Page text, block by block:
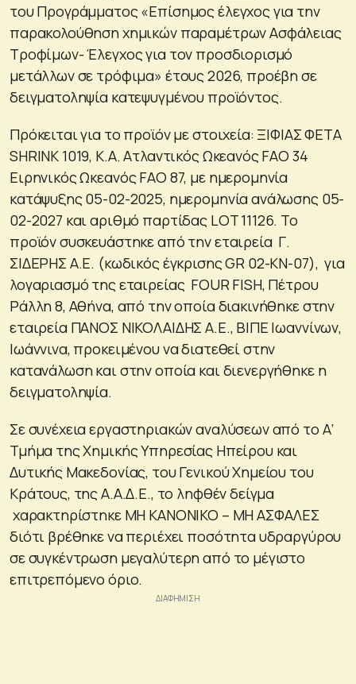
του Προγράμματος «Επίσημος έλεγχος για την
παρακολούθηση χημικών παραμέτρων Ασφάλειας
Τροφίμων- Έλεγχος για τον προσδιορισμό
μετάλλων σε τρόφιμα» έτους 2026, προέβη σε
δειγματοληψία κατεψυγμένου προϊόντος.
Πρόκειται για το προϊόν με στοιχεία: ΞΙΦΙΑΣ ΦΕΤΑ
SHRINK 1019, Κ.Α. Ατλαντικός Ωκεανός FAO 34
Ειρηνικός Ωκεανός FAO 87, με ημερομηνία
κατάψυξης 05-02-2025, ημερομηνία ανάλωσης 05-
02-2027 και αριθμό παρτίδας LOT 11126. Το
προϊόν συσκευάστηκε από την εταιρεία Γ.
ΣΙΔΕΡΗΣ Α.Ε. (κωδικός έγκρισης GR 02-ΚΝ-07), για
λογαριασμό της εταιρείας FOUR FISH, Πέτρου
Ράλλη 8, Αθήνα, από την οποία διακινήθηκε στην
εταιρεία ΠΑΝΟΣ ΝΙΚΟΛΑΙΔΗΣ Α.Ε., ΒΙΠΕ Ιωαννίνων,
Ιωάννινα, προκειμένου να διατεθεί στην
κατανάλωση και στην οποία και διενεργήθηκε η
δειγματοληψία.
Σε συνέχεια εργαστηριακών αναλύσεων από το Α’
Τμήμα της Χημικής Υπηρεσίας Ηπείρου και
Δυτικής Μακεδονίας, του Γενικού Χημείου του
Κράτους, της Α.Α.Δ.Ε., το ληφθέν δείγμα
χαρακτηρίστηκε ΜΗ ΚΑΝΟΝΙΚΟ – ΜΗ ΑΣΦΑΛΕΣ
διότι βρέθηκε να περιέχει ποσότητα υδραργύρου
σε συγκέντρωση μεγαλύτερη από το μέγιστο
επιτρεπόμενο όριο.